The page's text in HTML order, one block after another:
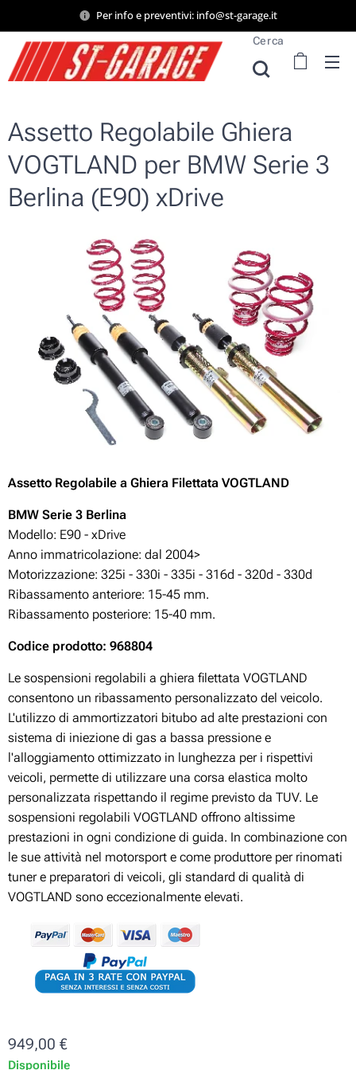
Per info e preventivi: info@st-garage.it
Cerca
Assetto Regolabile Ghiera
VOGTLAND per BMW Serie 3
Berlina (E90) xDrive
Assetto Regolabile a Ghiera Filettata VOGTLAND
BMW Serie 3 Berlina
Modello: E90 - xDrive
Anno immatricolazione: dal 2004>
Motorizzazione: 325i - 330i - 335i - 316d - 320d - 330d
Ribassamento anteriore: 15-45 mm.
Ribassamento posteriore: 15-40 mm.
Codice prodotto: 968804
Le sospensioni regolabili a ghiera filettata VOGTLAND
consentono un ribassamento personalizzato del veicolo.
L'utilizzo di ammortizzatori bitubo ad alte prestazioni con
sistema di iniezione di gas a bassa pressione e
l'alloggiamento ottimizzato in lunghezza per i rispettivi
veicoli, permette di utilizzare una corsa elastica molto
personalizzata rispettando il regime previsto da TUV. Le
sospensioni regolabili VOGTLAND offrono altissime
prestazioni in ogni condizione di guida. In combinazione con
le sue attività nel motorsport e come produttore per rinomati
tuner e preparatori di veicoli, gli standard di qualità di
VOGTLAND sono eccezionalmente elevati.
949,00 €
Disponibile